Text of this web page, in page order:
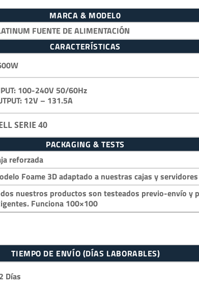
MARCA & MODEL0
FUENTE DE ALIMENTACIÓN
CARACTERÍSTICAS
100-240V 50/60Hz
12V – 131.5A
SERIE 40
PACKAGING & TESTS
reforzada
Foame 3D adaptado a nuestras cajas y servidores
nuestros productos son testeados previo-envío y
Funciona 100×100
TIEMPO DE ENVÍO (DÍAS LABORABLES)
Días